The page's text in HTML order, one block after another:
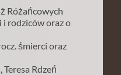
Różańcowych
i rodziców oraz o
śmierci oraz
Rdzeń